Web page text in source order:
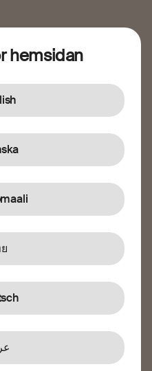
hemsidan
avstånd, oavsett
bedrägeri